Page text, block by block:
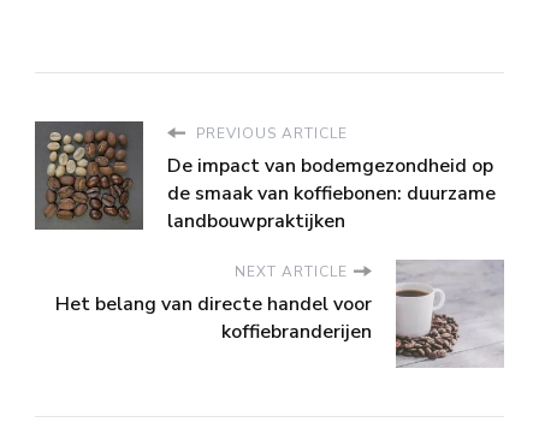
PREVIOUS ARTICLE
De impact van bodemgezondheid op
de smaak van koffiebonen: duurzame
landbouwpraktijken
NEXT ARTICLE
Het belang van directe handel voor
koffiebranderijen